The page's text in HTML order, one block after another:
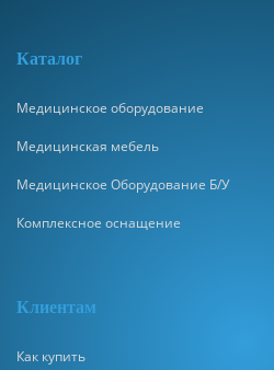
Каталог
Медицинское оборудование
Медицинская мебель
Медицинское Оборудование Б/У
Комплексное оснащение
Клиентам
Как купить